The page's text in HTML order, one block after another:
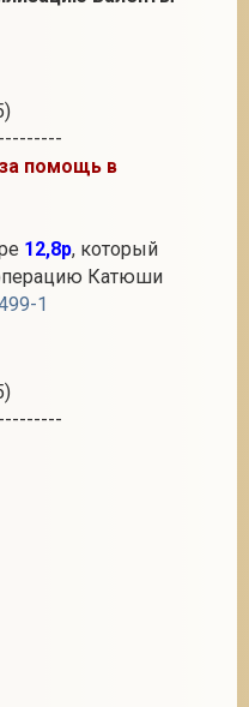
помощь в
12,8р, который
Катюши
1